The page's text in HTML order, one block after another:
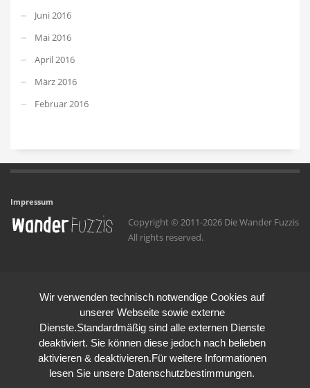
Juni 2016
Mai 2016
April 2016
März 2016
Februar 2016
Impressum
Copyright © 2011-2026 Die Wander Fuzzis
All rights reserved.
Wir verwenden technisch notwendige Cookies auf
unserer Webseite sowie externe
Dienste.Standardmäßig sind alle externen Dienste
deaktiviert. Sie können diese jedoch nach belieben
aktivieren & deaktivieren.Für weitere Informationen
lesen Sie unsere Datenschutzbestimmungen.